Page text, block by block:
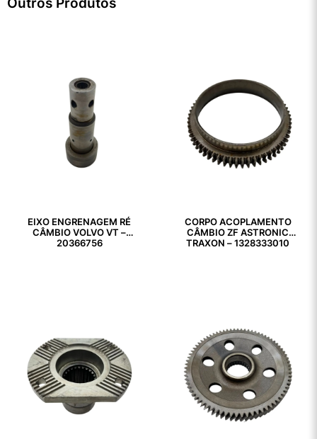
EIXO ENGRENAGEM RÉ
CÂMBIO VOLVO VT –
20366756
CORPO ACOPLAMENTO
CÂMBIO ZF ASTRONIC
TRAXON – 1328333010